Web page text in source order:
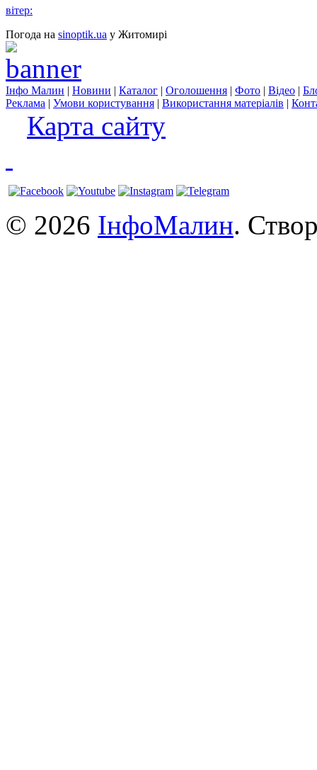
вітер:
Погода на sinoptik.ua у Житомирі
Інфо Малин | Новини | Каталог | Оголошення | Фото | Відео |
Реклама | Умови користування | Використання матеріалів |
Карта сайту
© 2026 ІнфоМалин.